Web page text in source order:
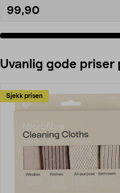
99,90
Uvanlig gode priser
Sjekk prisen